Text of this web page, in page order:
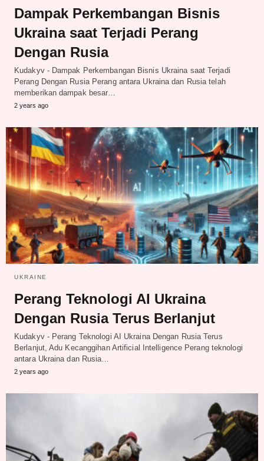
Dampak Perkembangan Bisnis
Ukraina saat Terjadi Perang
Dengan Rusia
Kudakyv - Dampak Perkembangan Bisnis Ukraina saat Terjadi
Perang Dengan Rusia Perang antara Ukraina dan Rusia telah
memberikan dampak besar…
2 years ago
UKRAINE
Perang Teknologi AI Ukraina
Dengan Rusia Terus Berlanjut
Kudakyv - Perang Teknologi AI Ukraina Dengan Rusia Terus
Berlanjut, Adu Kecanggihan Artificial Intelligence Perang teknologi
antara Ukraina dan Rusia…
2 years ago